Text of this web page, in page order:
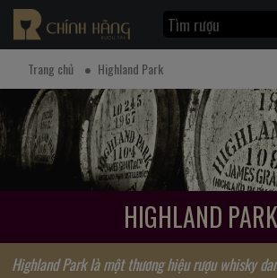
Trang chủ Highland Park
HIGHLAND PARK
Highland Park là một thương hiệu rượu whisky